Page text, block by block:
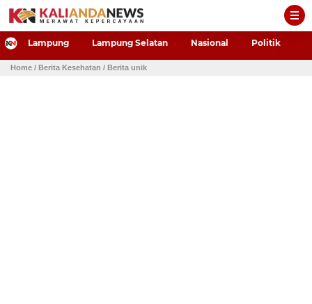
-->
Lampung Lampung Selatan Nasional Politik
Home / Berita Kesehatan / Berita unik